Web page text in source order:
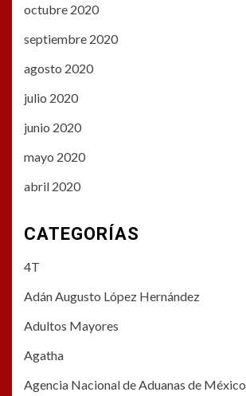
octubre 2020
septiembre 2020
agosto 2020
julio 2020
junio 2020
mayo 2020
abril 2020
CATEGORÍAS
4T
Adán Augusto López Hernández
Adultos Mayores
Agatha
Agencia Nacional de Aduanas de México